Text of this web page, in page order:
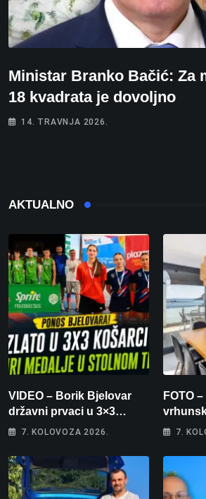
Ministar Branko Bačić: Za
18 kvadrata je dovoljno
14. TRAVNJA 2026.
AKTUALNO
VIDEO – Borik Bjelovar
državni prvaci u 3×3
košarci, Klara Končar je
stolnom tenisu!
7. KOLOVOZA 2026.
FOTO
odmor:
osvaja
7.